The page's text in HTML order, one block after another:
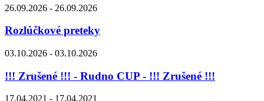
26.09.2026 - 26.09.2026
Rozlúčkové preteky
03.10.2026 - 03.10.2026
!!! Zrušené !!! - Rudno CUP - !!! Zrušené !!!
17.04.2021 - 17.04.2021